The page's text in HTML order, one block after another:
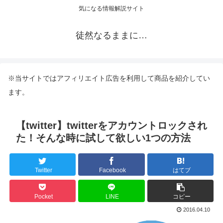
気になる情報解説サイト
徒然なるままに…
※当サイトではアフィリエイト広告を利用して商品を紹介してい
ます。
【twitter】twitterをアカウントロックされ
た！そんな時に試して欲しい1つの方法
Twitter Facebook はてブ
Pocket LINE コピー
2016.04.10